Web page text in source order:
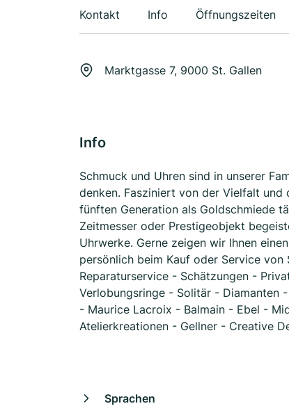
Kontakt Info Öffnungszeiten
Marktgasse 7, 9000 St. Gallen
Info
Schmuck und Uhren sind in unserer
denken. Fasziniert von der Vielfalt
fünften Generation als Goldschmiede
Zeitmesser oder Prestigeobjekt
Uhrwerke. Gerne zeigen wir Ihnen
persönlich beim Kauf oder Service
Reparaturservice - Schätzungen -
Verlobungsringe - Solitär - Diamanten
- Maurice Lacroix - Balmain - Ebel -
Atelierkreationen - Gellner - Creative
Sprachen